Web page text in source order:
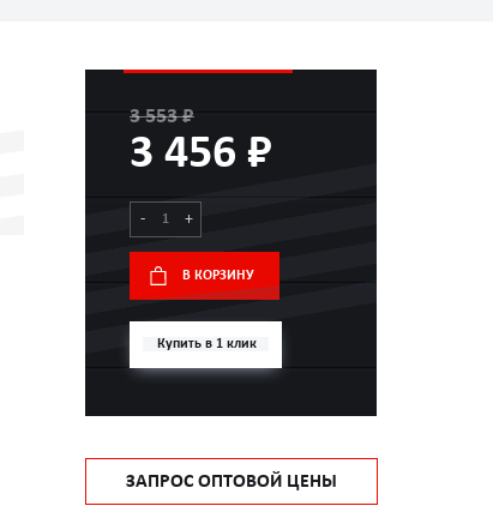
3 553 ₽
3 456 ₽
- +
В КОРЗИНУ
Купить в 1 клик
ЗАПРОС ОПТОВОЙ ЦЕНЫ